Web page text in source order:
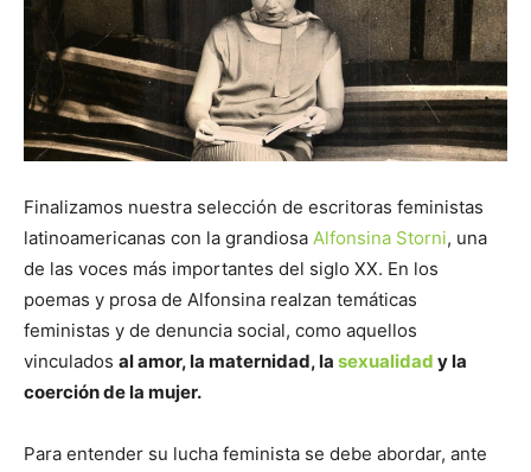
Finalizamos nuestra selección de escritoras feministas
latinoamericanas con la grandiosa Alfonsina Storni, una
de las voces más importantes del siglo XX. En los
poemas y prosa de Alfonsina realzan temáticas
feministas y de denuncia social, como aquellos
vinculados al amor, la maternidad, la sexualidad y la
coerción de la mujer.
Para entender su lucha feminista se debe abordar, ante